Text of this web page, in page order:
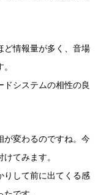
ど情報量が多く、音場
ドシステムの相性の良
が変わるのですね。今
てみます。
りして前に出てくる感